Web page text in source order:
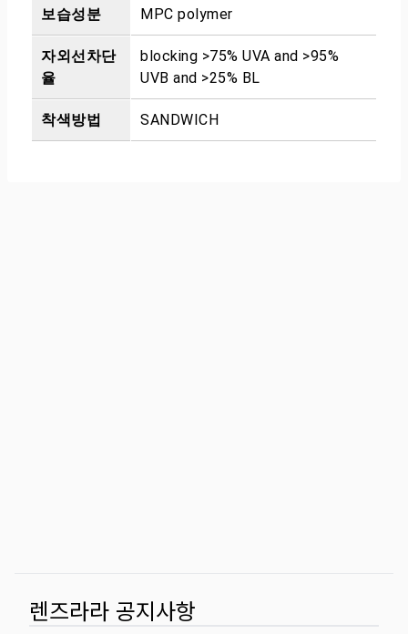
보습성분 MPC polymer
자외선차단
율
blocking >75% UVA and >95%
UVB and >25% BL
착색방법 SANDWICH
렌즈라라 공지사항